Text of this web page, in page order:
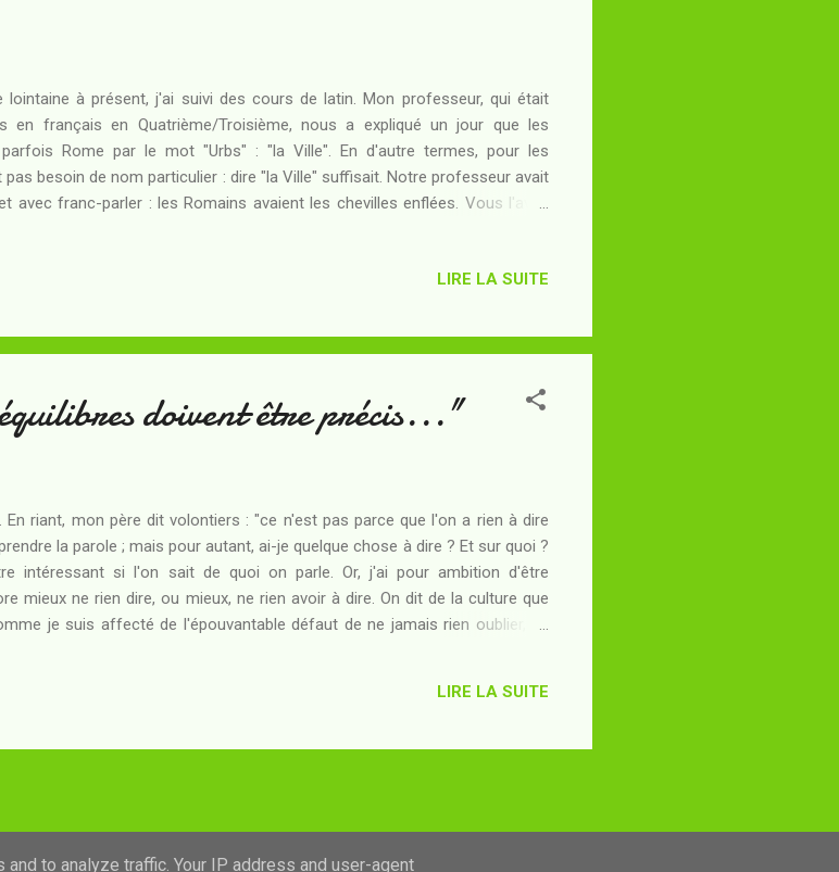
lointaine à présent, j'ai suivi des cours de latin. Mon professeur, qui était
en français en Quatrième/Troisième, nous a expliqué un jour que les
parfois Rome par le mot "Urbs" : "la Ville". En d'autre termes, pour les
pas besoin de nom particulier : dire "la Ville" suffisait. Notre professeur avait
avec franc-parler : les Romains avaient les chevilles enflées. Vous l'avez
de Dune , ou peut-être que si, par ouï-dire... Peut-être que vous détestez
que nul n...
LIRE LA SUITE
doivent être précis..."
riant, mon père dit volontiers : "ce n'est pas parce que l'on a rien à dire
la parole ; mais pour autant, ai-je quelque chose à dire ? Et sur quoi ?
intéressant si l'on sait de quoi on parle. Or, j'ai pour ambition d'être
mieux ne rien dire, ou mieux, ne rien avoir à dire. On dit de la culture que
je suis affecté de l'épouvantable défaut de ne jamais rien oublier, ce
et surtout de ceux que je connais - pour la raison sus-citée : livres que
LIRE LA SUITE
to analyze traffic. Your IP address and user-agent